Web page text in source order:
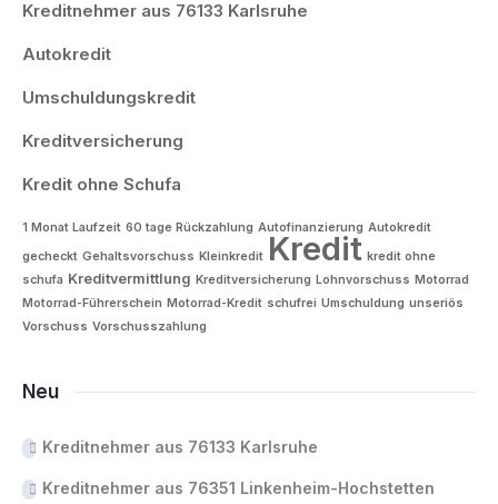
Kreditnehmer aus 76133 Karlsruhe
Autokredit
Umschuldungskredit
Kreditversicherung
Kredit ohne Schufa
1 Monat Laufzeit 60 tage Rückzahlung Autofinanzierung Autokredit
gecheckt Gehaltsvorschuss Kleinkredit Kredit kredit ohne
schufa Kreditvermittlung Kreditversicherung Lohnvorschuss Motorrad
Motorrad-Führerschein Motorrad-Kredit schufrei Umschuldung unseriös
Vorschuss Vorschusszahlung
Neu
Kreditnehmer aus 76133 Karlsruhe
Kreditnehmer aus 76351 Linkenheim-Hochstetten